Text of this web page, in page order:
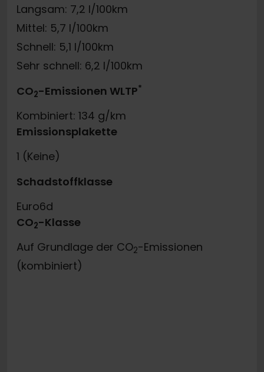
Langsam: 7,2 l/100km
Mittel: 5,7 l/100km
Schnell: 5,1 l/100km
Sehr schnell: 6,2 l/100km
CO2-Emissionen WLTP*
Kombiniert: 134 g/km
Emissionsplakette
1 (Keine)
Schadstoffklasse
Euro6d
CO2-Klasse
Auf Grundlage der CO2-Emissionen
(kombiniert)